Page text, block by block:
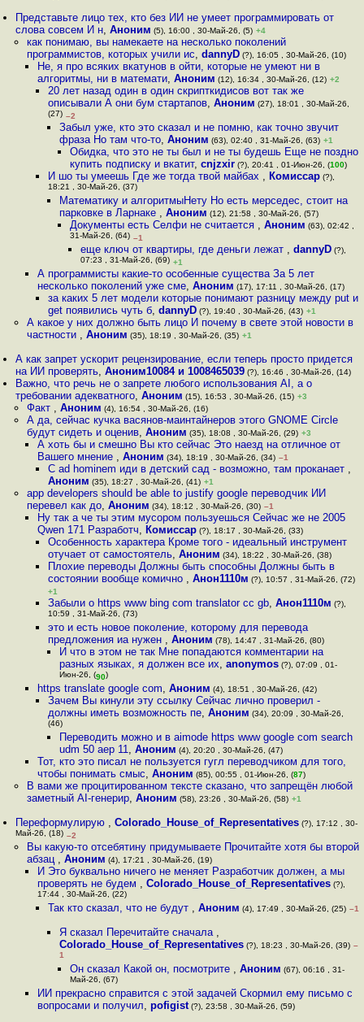
Представьте лицо тех, кто без ИИ не умеет программировать от
слова совсем И н,Аноним (5), 16:00 , 30-Май-26, (5) +4
как понимаю, вы намекаете на несколько поколений
программистов, которых учили ис, dannyD(?), 16:05 , 30-Май-26, (10)
Не, я про всяких вкатунов в ойти, которые не умеют ни в
алгоритмы, ни в математи, Аноним (12), 16:34 , 30-Май-26, (12) +2
20 лет назад один в один скрипткидисов вот так же
описывали А они бум стартапов,Аноним (27), 18:01 , 30-Май-26,
(27) –2
Забыл уже, кто это сказал и не помню, как точно звучит
фраза Но там что-то, Аноним (63), 02:40 , 31-Май-26, (63) +1
Обидка, что это не ты был и не ты будешь Еще не поздно
купить подписку и вкатит, cnjzxir(?), 20:41 , 01-Июн-26, (100)
И шо ты умеешь Где же тогда твой майбах , Комиссар (?),
18:21 , 30-Май-26, (37)
Математику и алгоритмыНету Но есть мерседес, стоит на
парковке в Ларнаке , Аноним (12), 21:58 , 30-Май-26, (57)
Документы есть Селфи не считается , Аноним (63), 02:42 ,
31-Май-26, (64) –1
еще ключ от квартиры, где деньги лежат ,dannyD (?),
07:23 , 31-Май-26, (69) +1
А программисты какие-то особенные существа За 5 лет
несколько поколений уже сме, Аноним (17), 17:11 , 30-Май-26, (17)
за каких 5 лет модели которые понимают разницу между put и
get появились чуть б,dannyD (?), 19:40 , 30-Май-26, (43) +1
А какое у них должно быть лицо И почему в свете этой новости в
частности , Аноним (35), 18:19 , 30-Май-26, (35) +1
А как запрет ускорит рецензирование, если теперь просто придется
на ИИ проверять,Аноним10084 и 1008465039 (?), 16:46 , 30-Май-26, (14)
Важно, что речь не о запрете любого использования AI, а о
требовании адекватного,Аноним (15), 16:53 , 30-Май-26, (15) +3
Факт , Аноним (4), 16:54 , 30-Май-26, (16)
А да, сейчас кучка васянов-маинтайнеров этого GNOME Circle
будут сидеть и оценив, Аноним (35), 18:08 , 30-Май-26, (29) +3
А хоть бы и смешно Вы кто сейчас Это наезд на отличное от
Вашего мнение , Аноним (34), 18:19 , 30-Май-26, (34) –1
С ad hominem иди в детский сад - возможно, там проканает ,
Аноним (35), 18:27 , 30-Май-26, (41) +1
app developers should be able to justify google переводчик ИИ
перевел как до, Аноним (34), 18:12 , 30-Май-26, (30) –1
Ну так а че ты этим мусором пользуешься Сейчас же не 2005
Qwen 171 Разработч, Комиссар(?), 18:17 , 30-Май-26, (33)
Особенность характера Кроме того - идеальный инструмент
отучает от самостоятель,Аноним (34), 18:22 , 30-Май-26, (38)
Плохие переводы Должны быть способны Должны быть в
состоянии вообще комично ,Анон1110м (?), 10:57 , 31-Май-26, (72)
+1
Забыли о https www bing com translator cc gb,Анон1110м (?),
10:59 , 31-Май-26, (73)
это и есть новое поколение, которому для перевода
предложения иа нужен ,Аноним (78), 14:47 , 31-Май-26, (80)
И что в этом не так Мне попадаются комментарии на
разных языках, я должен все их, anonymos(?), 07:09 , 01-
Июн-26, (90)
https translate google com, Аноним (4), 18:51 , 30-Май-26, (42)
Зачем Вы кинули эту ссылку Сейчас лично проверил -
должны иметь возможность пе,Аноним (34), 20:09 , 30-Май-26,
(46)
Переводить можно и в aimode https www google com search
udm 50 aep 11, Аноним (4), 20:20 , 30-Май-26, (47)
Тот, кто это писал не пользуется гугл переводчиком для того,
чтобы понимать смыс, Аноним (85), 00:55 , 01-Июн-26, (87)
В вами же процитированном тексте сказано, что запрещён любой
заметный AI-генерир, Аноним (58), 23:26 , 30-Май-26, (58) +1
Переформулирую ,Colorado_House_of_Representatives (?), 17:12 , 30-
Май-26, (18) –2
Вы какую-то отсебятину придумываете Прочитайте хотя бы второй
абзац , Аноним (4), 17:21 , 30-Май-26, (19)
И Это буквально ничего не меняет Разработчик должен, а мы
проверять не будем , Colorado_House_of_Representatives(?),
17:44 , 30-Май-26, (22)
Так кто сказал, что не будут ,Аноним (4), 17:49 , 30-Май-26, (25) –1
Я сказал Перечитайте сначала ,
Colorado_House_of_Representatives(?), 18:23 , 30-Май-26, (39) –
1
Он сказал Какой он, посмотрите , Аноним (67), 06:16 , 31-
Май-26, (67)
ИИ прекрасно справится с этой задачей Скормил ему письмо с
вопросами и получил, pofigist(?), 23:58 , 30-Май-26, (59)